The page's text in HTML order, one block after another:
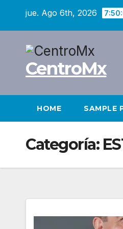
jue. Ago 6th, 2026
CentroMx
HOME SAMPLE
Categoría: